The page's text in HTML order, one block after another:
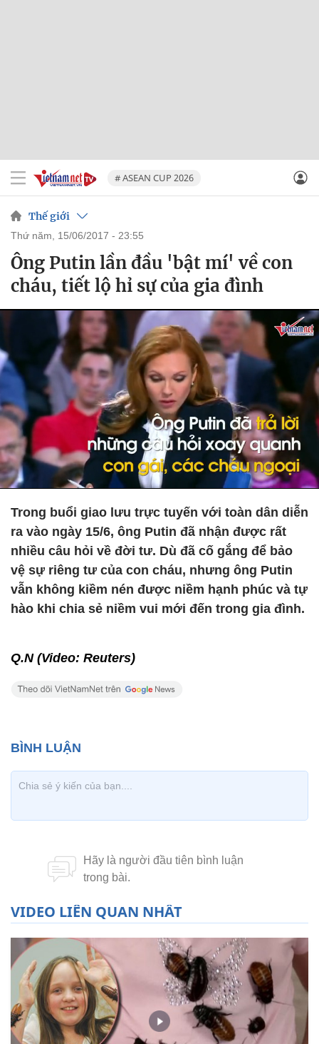
# ASEAN CUP 2026
Thế giới
thứ năm, 15/06/2017 - 23:55
Ông Putin lần đầu 'bật mí' về con
cháu, tiết lộ hỉ sự của gia đình
Trong buổi giao lưu trực tuyến với toàn dân diễn
ra vào ngày 15/6, ông Putin đã nhận được rất
nhiều câu hỏi về đời tư. Dù đã cố gắng để bảo
vệ sự riêng tư của con cháu, nhưng ông Putin
vẫn không kiềm nén được niềm hạnh phúc và tự
hào khi chia sẻ niềm vui mới đến trong gia đình.
Q.N (Video: Reuters)
VIDEO LIÊN QUAN NHẤT